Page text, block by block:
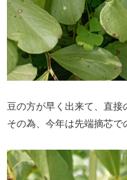
豆の方が早く出来て、直接
その為、今年は先端摘芯